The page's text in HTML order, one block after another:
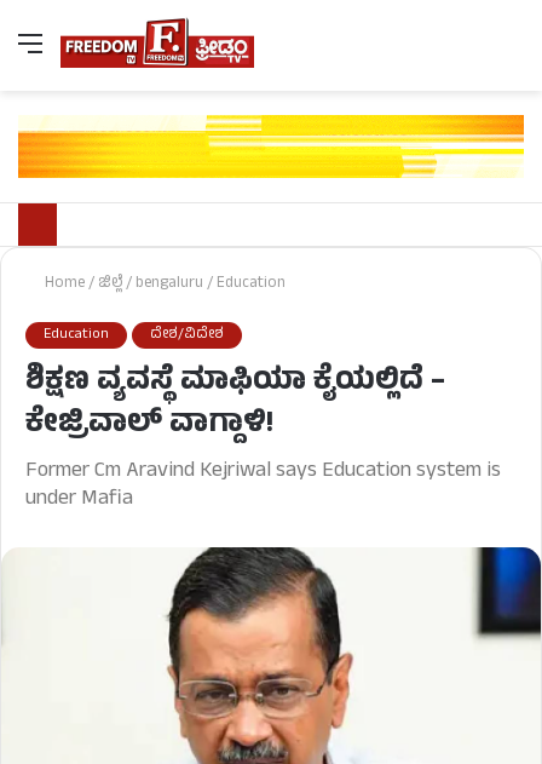
Home/ಜಿಲ್ಲೆ/bengaluru/Education
Education ದೇಶ/ವಿದೇಶ
ಶಿಕ್ಷಣ ವ್ಯವಸ್ಥೆ ಮಾಫಿಯಾ ಕೈಯಲ್ಲಿದೆ –
ಕೇಜ್ರಿವಾಲ್ ವಾಗ್ದಾಳಿ!
Former Cm Aravind Kejriwal says Education system is
under Mafia